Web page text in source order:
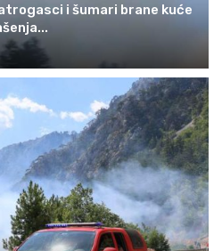
i šumari brane kuće